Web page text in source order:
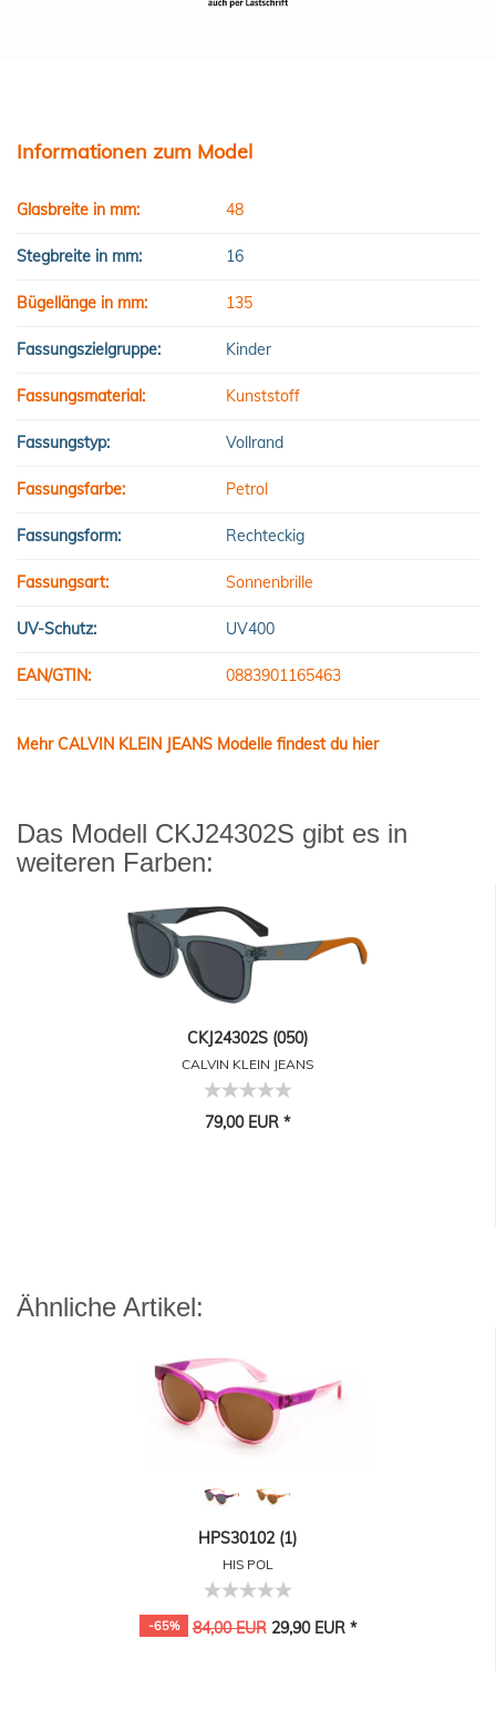
Informationen zum Model
Glasbreite in mm: 48
Stegbreite in mm: 16
Bügellänge in mm: 135
Fassungszielgruppe: Kinder
Fassungsmaterial: Kunststoff
Fassungstyp: Vollrand
Fassungsfarbe: Petrol
Fassungsform: Rechteckig
Fassungsart: Sonnenbrille
UV-Schutz: UV400
EAN/GTIN: 0883901165463
Mehr CALVIN KLEIN JEANS Modelle findest du hier
Das Modell CKJ24302S gibt es in
weiteren Farben:
CKJ24302S (050)
CALVIN KLEIN JEANS
79,00 EUR *
Ähnliche Artikel:
HPS30102 (1)
HIS POL
-65% 84,00 EUR29,90 EUR *